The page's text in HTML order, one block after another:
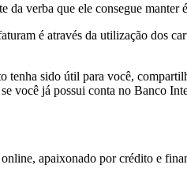
da verba que ele consegue
é através da utilização dos
tenha sido útil para você,
você já possui conta no Banco
apaixonado por crédito e